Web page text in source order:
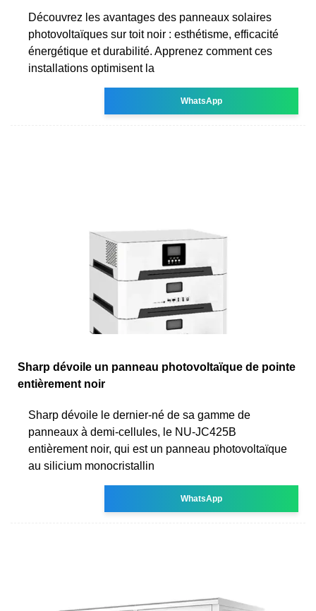
Découvrez les avantages des panneaux solaires
photovoltaïques sur toit noir : esthétisme, efficacité
énergétique et durabilité. Apprenez comment ces
installations optimisent la
WhatsApp
Sharp dévoile un panneau photovoltaïque de pointe
entièrement noir
Sharp dévoile le dernier-né de sa gamme de
panneaux à demi-cellules, le NU-JC425B
entièrement noir, qui est un panneau photovoltaïque
au silicium monocristallin
WhatsApp